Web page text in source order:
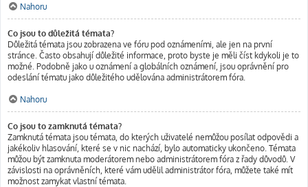
Nahoru
Co jsou to důležitá témata?
Důležitá témata jsou zobrazena ve fóru pod oznámeními, ale jen na první
stránce. Často obsahují důležité informace, proto byste je měli číst kdykoli je to
možné. Podobně jako u oznámení a globálních oznámení, jsou oprávnění pro
odeslání tématu jako důležitého udělována administrátorem fóra.
Nahoru
Co jsou to zamknutá témata?
Zamknutá témata jsou témata, do kterých uživatelé nemůžou posílat odpovědi a
jakékoliv hlasování, které se v nic nachází, bylo automaticky ukončeno. Témata
můžou být zamknuta moderátorem nebo administrátorem fóra z řady důvodů. V
závislosti na oprávněních, které vám udělil administrátor fóra, můžete také mít
možnost zamykat vlastní témata.